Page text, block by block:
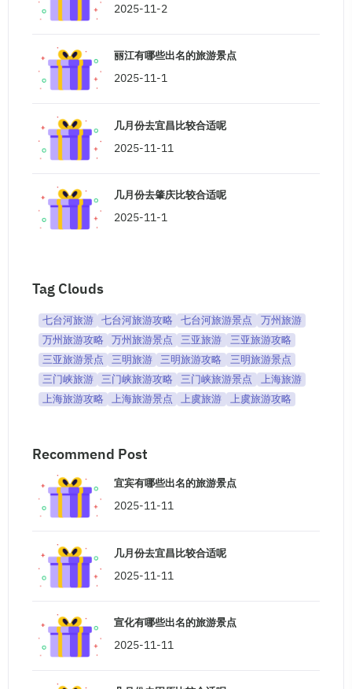
2025-11-2
丽江有哪些出名的旅游景点
2025-11-1
几月份去宜昌比较合适呢
2025-11-11
几月份去肇庆比较合适呢
2025-11-1
Tag Clouds
七台河旅游 七台河旅游攻略 七台河旅游景点
万州旅游
万州旅游攻略
万州旅游景点 三亚旅游
三亚旅游攻略
三亚旅游景点
三明旅游 三明旅游攻略
三明旅游景点
三门峡旅游
三门峡旅游攻略 三门峡旅游景点
上海旅游
上海旅游攻略
上海旅游景点 上虞旅游 上虞旅游攻略
Recommend Post
宜宾有哪些出名的旅游景点
2025-11-11
几月份去宜昌比较合适呢
2025-11-11
宣化有哪些出名的旅游景点
2025-11-11